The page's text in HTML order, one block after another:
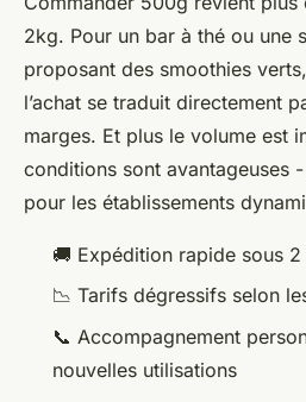
2kg. Pour un bar à thé ou une
proposant des smoothies
l’achat se traduit directement
marges. Et plus le volume est
conditions sont avantageuses
pour les établissements
🚚 Expédition rapide sous
📉 Tarifs dégressifs selon
📞 Accompagnement
nouvelles utilisations